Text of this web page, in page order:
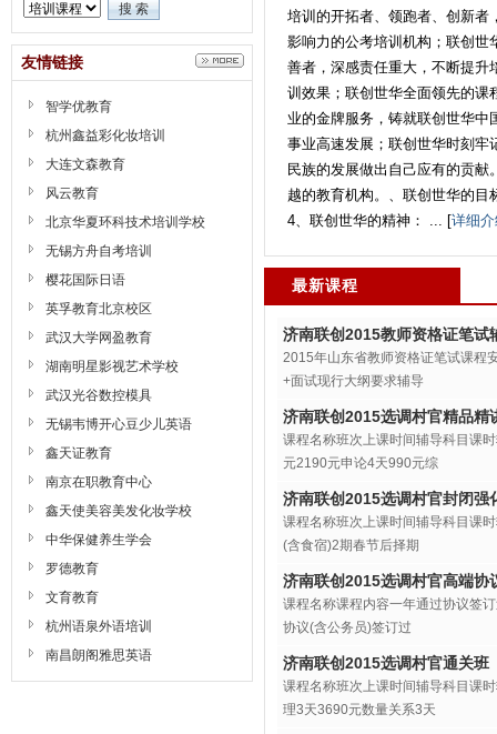
友情链接
智学优教育
杭州鑫益彩化妆培训
大连文森教育
风云教育
北京华夏环科技术培训学校
无锡方舟自考培训
樱花国际日语
英孚教育北京校区
武汉大学网盈教育
湖南明星影视艺术学校
武汉光谷数控模具
无锡韦博开心豆少儿英语
鑫天证教育
南京在职教育中心
鑫天使美容美发化妆学校
中华保健养生学会
罗德教育
文育教育
杭州语泉外语培训
南昌朗阁雅思英语
培训的开拓者、领跑者、创新者
影响力的公考培训机构；联创世
善者，深感责任重大，不断提升
训效果；联创世华全面领先的课
业的金牌服务，铸就联创世华中
事业高速发展；联创世华时刻牢
民族的发展做出自己应有的贡献
越的教育机构。、联创世华的
4、联创世华的精神： ... [详细
最新课程
济南联创2015教师资格证笔试
2015年山东省教师资格证笔试课程
+面试现行大纲要求辅导
济南联创2015选调村官精品精
课程名称班次上课时间辅导科目课
元2190元申论4天990元综
济南联创2015选调村官封闭强
课程名称班次上课时间辅导科目课
(含食宿)2期春节后择期
济南联创2015选调村官高端协
课程名称课程内容一年通过协议签
协议(含公务员)签订过
济南联创2015选调村官通关班
课程名称班次上课时间辅导科目课
理3天3690元数量关系3天